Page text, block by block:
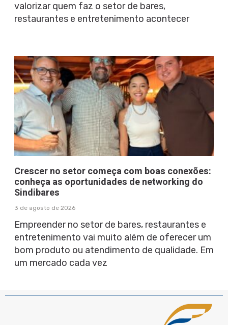
valorizar quem faz o setor de bares,
restaurantes e entretenimento acontecer
Crescer no setor começa com boas conexões:
conheça as oportunidades de networking do
Sindibares
3 de agosto de 2026
Empreender no setor de bares, restaurantes e
entretenimento vai muito além de oferecer um
bom produto ou atendimento de qualidade. Em
um mercado cada vez